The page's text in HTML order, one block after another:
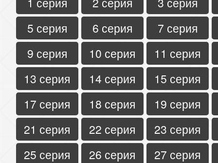
5 серия
6 серия
7 серия
9 серия
10 серия
11 серия
13 серия
14 серия
15 серия
17 серия
18 серия
19 серия
21 серия
22 серия
23 серия
25 серия
26 серия
27 серия